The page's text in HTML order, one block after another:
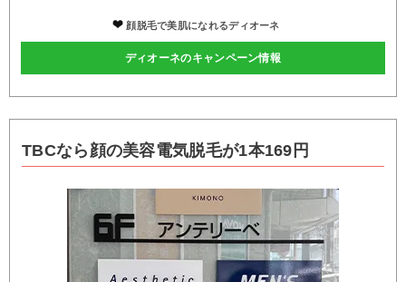
顔脱毛で美肌になれるディオーネ
ディオーネのキャンペーン情報
TBCなら顔の美容電気脱毛が1本169円